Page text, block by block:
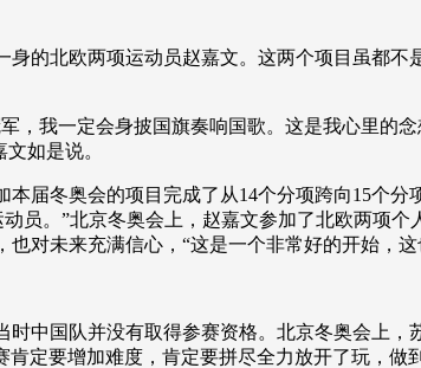
北欧两项运动员赵嘉文。这两个项目虽都不
我一定会身披国旗奏响国歌。这是我心里的念
如是说。
冬奥会的项目完成了从14个分项跨向15个分
员。”北京冬奥会上，赵嘉文参加了北欧两项
对未来充满信心，“这是一个非常好的开始，
国队并没有取得参赛资格。北京冬奥会上，
定要增加难度，肯定要拼尽全力放开了玩，